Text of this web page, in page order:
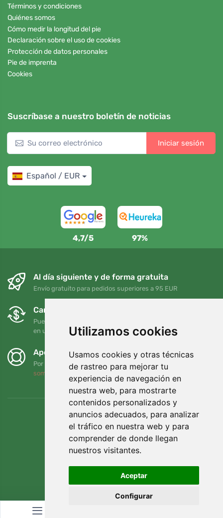
Utilizamos cookies
Usamos cookies y otras técnicas
de rastreo para mejorar tu
experiencia de navegación en
nuestra web, para mostrarte
contenidos personalizados y
anuncios adecuados, para analizar
el tráfico en nuestra web y para
comprender de donde llegan
nuestros visitantes.
Aceptar
Configurar
Términos y condiciones
Quiénes somos
Cómo medir la longitud del pie
Declaración sobre el uso de cookies
Protección de datos personales
Pie de imprenta
Cookies
Suscríbase a nuestro boletín de noticias
Iniciar sesión
Español / EUR
4,7/5 97%
Al día siguiente y de forma gratuita
Envío gratuito para pedidos superiores a 95 EUR
Cambios y devoluciones gratuitos
Puede devolver o cambiar su pedido en cualquier momento
en un plazo de 90 días
Apoyamos a Trees.org
Por cada pedido plantamos un árbol. Leer más
somos